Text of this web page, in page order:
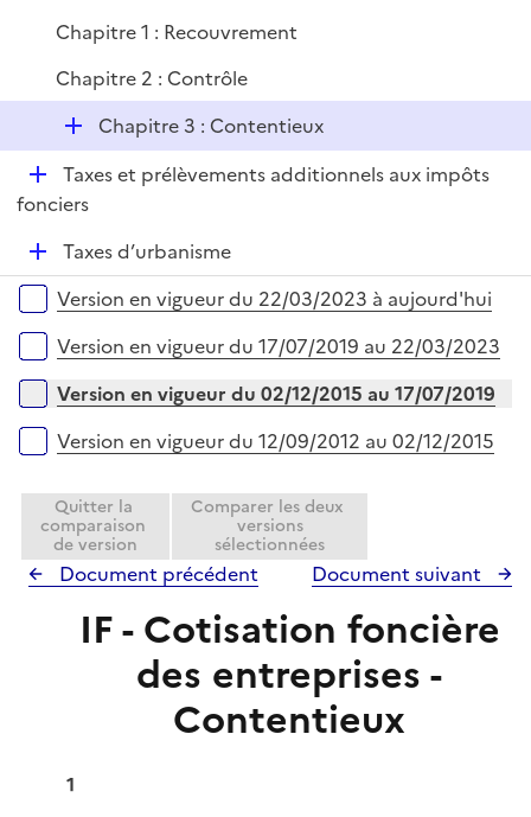
e
l
i
e
r
p
l
i
e
r
Chapitre 1 : Recouvrement
Chapitre 2 : Contrôle
D
é
p
l
e
r
Chapitre 3 : Contentieux
D
é
e
r
Taxes et prélèvements additionnels aux impôts
fonciers
D
é
p
e
Taxes d’urbanisme
Versions sur la période
Version en vigueur du 22/03/2023 à aujourd'hui
Version en vigueur du 17/07/2019 au 22/03/2023
Version en vigueur du 02/12/2015 au 17/07/2019
Version en vigueur du 12/09/2012 au 02/12/2015
Quitter la
comparaison
de version
Comparer les deux
versions
sélectionnées
Document précédent Document suivant
IF - Cotisation foncière
des entreprises -
Contentieux
1